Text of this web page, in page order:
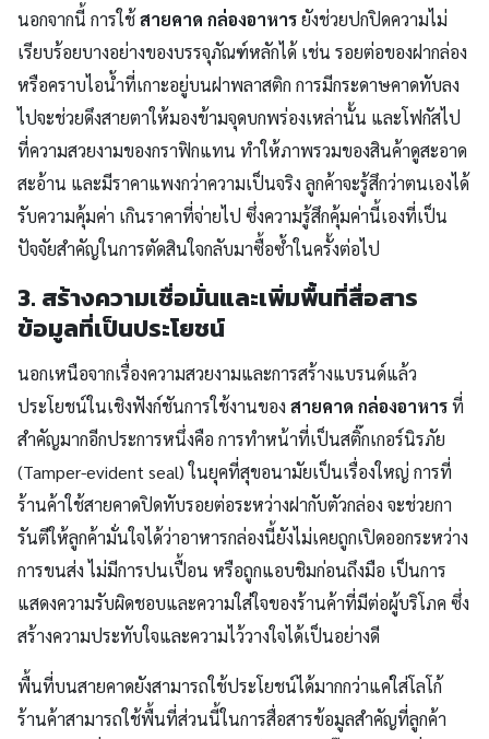
นอกจากนี้ การใช้สายคาด กล่องอาหารยังช่วยปกปิดความไม่
เรียบร้อยบางอย่างของบรรจุภัณฑ์หลักได้ เช่น รอยต่อของฝากล่อง
หรือคราบไอน้ำที่เกาะอยู่บนฝาพลาสติก การมีกระดาษคาดทับลง
ไปจะช่วยดึงสายตาให้มองข้ามจุดบกพร่องเหล่านั้น และโฟกัสไป
ที่ความสวยงามของกราฟิกแทน ทำให้ภาพรวมของสินค้าดูสะอาด
สะอ้าน และมีราคาแพงกว่าความเป็นจริง ลูกค้าจะรู้สึกว่าตนเองได้
รับความคุ้มค่า เกินราคาที่จ่ายไป ซึ่งความรู้สึกคุ้มค่านี้เองที่เป็น
ปัจจัยสำคัญในการตัดสินใจกลับมาซื้อซ้ำในครั้งต่อไป
3. สร้างความเชื่อมั่นและเพิ่มพื้นที่สื่อสาร
ข้อมูลที่เป็นประโยชน์
นอกเหนือจากเรื่องความสวยงามและการสร้างแบรนด์แล้ว
ประโยชน์ในเชิงฟังก์ชันการใช้งานของ สายคาด กล่องอาหารที่
สำคัญมากอีกประการหนึ่งคือ การทำหน้าที่เป็นสติ๊กเกอร์นิรภัย
(Tamper-evident seal) ในยุคที่สุขอนามัยเป็นเรื่องใหญ่ การที่
ร้านค้าใช้สายคาดปิดทับรอยต่อระหว่างฝากับตัวกล่อง จะช่วยกา
รันตีให้ลูกค้ามั่นใจได้ว่าอาหารกล่องนี้ยังไม่เคยถูกเปิดออกระหว่าง
การขนส่ง ไม่มีการปนเปื้อน หรือถูกแอบชิมก่อนถึงมือ เป็นการ
แสดงความรับผิดชอบและความใส่ใจของร้านค้าที่มีต่อผู้บริโภค ซึ่ง
สร้างความประทับใจและความไว้วางใจได้เป็นอย่างดี
พื้นที่บนสายคาดยังสามารถใช้ประโยชน์ได้มากกว่าแค่ใส่โลโก้
ร้านค้าสามารถใช้พื้นที่ส่วนนี้ในการสื่อสารข้อมูลสำคัญที่ลูกค้า